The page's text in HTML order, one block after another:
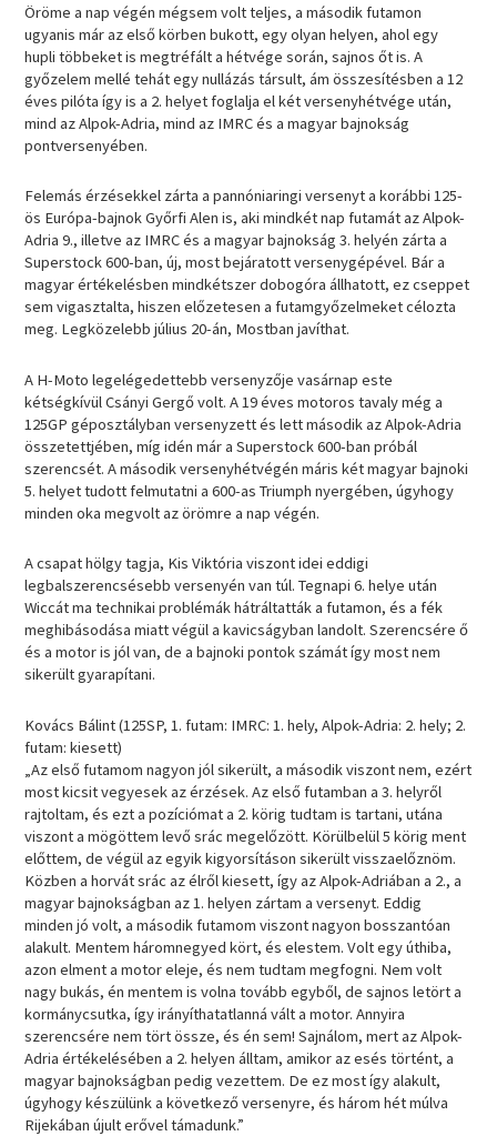
Öröme a nap végén mégsem volt teljes, a második futamon
ugyanis már az első körben bukott, egy olyan helyen, ahol egy
hupli többeket is megtréfált a hétvége során, sajnos őt is. A
győzelem mellé tehát egy nullázás társult, ám összesítésben a 12
éves pilóta így is a 2. helyet foglalja el két versenyhétvége után,
mind az Alpok-Adria, mind az IMRC és a magyar bajnokság
pontversenyében.
Felemás érzésekkel zárta a pannóniaringi versenyt a korábbi 125-
ös Európa-bajnok Győrfi Alen is, aki mindkét nap futamát az Alpok-
Adria 9., illetve az IMRC és a magyar bajnokság 3. helyén zárta a
Superstock 600-ban, új, most bejáratott versenygépével. Bár a
magyar értékelésben mindkétszer dobogóra állhatott, ez cseppet
sem vigasztalta, hiszen előzetesen a futamgyőzelmeket célozta
meg. Legközelebb július 20-án, Mostban javíthat.
A H-Moto legelégedettebb versenyzője vasárnap este
kétségkívül Csányi Gergő volt. A 19 éves motoros tavaly még a
125GP géposztályban versenyzett és lett második az Alpok-Adria
összetettjében, míg idén már a Superstock 600-ban próbál
szerencsét. A második versenyhétvégén máris két magyar bajnoki
5. helyet tudott felmutatni a 600-as Triumph nyergében, úgyhogy
minden oka megvolt az örömre a nap végén.
A csapat hölgy tagja, Kis Viktória viszont idei eddigi
legbalszerencsésebb versenyén van túl. Tegnapi 6. helye után
Wiccát ma technikai problémák hátráltatták a futamon, és a fék
meghibásodása miatt végül a kavicságyban landolt. Szerencsére ő
és a motor is jól van, de a bajnoki pontok számát így most nem
sikerült gyarapítani.
Kovács Bálint (125SP, 1. futam: IMRC: 1. hely, Alpok-Adria: 2. hely; 2.
futam: kiesett)
„Az első futamom nagyon jól sikerült, a második viszont nem, ezért
most kicsit vegyesek az érzések. Az első futamban a 3. helyről
rajtoltam, és ezt a pozíciómat a 2. körig tudtam is tartani, utána
viszont a mögöttem levő srác megelőzött. Körülbelül 5 körig ment
előttem, de végül az egyik kigyorsításon sikerült visszaelőznöm.
Közben a horvát srác az élről kiesett, így az Alpok-Adriában a 2., a
magyar bajnokságban az 1. helyen zártam a versenyt. Eddig
minden jó volt, a második futamom viszont nagyon bosszantóan
alakult. Mentem háromnegyed kört, és elestem. Volt egy úthiba,
azon elment a motor eleje, és nem tudtam megfogni. Nem volt
nagy bukás, én mentem is volna tovább egyből, de sajnos letört a
kormánycsutka, így irányíthatatlanná vált a motor. Annyira
szerencsére nem tört össze, és én sem! Sajnálom, mert az Alpok-
Adria értékelésében a 2. helyen álltam, amikor az esés történt, a
magyar bajnokságban pedig vezettem. De ez most így alakult,
úgyhogy készülünk a következő versenyre, és három hét múlva
Rijekában újult erővel támadunk.”